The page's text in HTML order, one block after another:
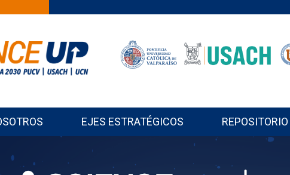
EJES ESTRATÉGICOS REPOSITORIO